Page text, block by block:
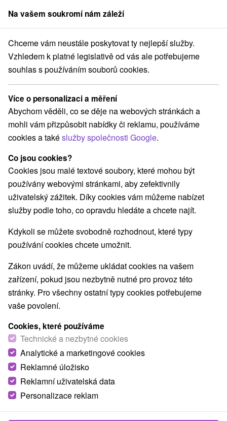
člen skupinySorger
Priváty Stredné Slovensko Žilinský kraj Štefanov nad Oravou
Priváty Štefanov nad Oravou
Kategorie
Všechny kategorie
Chaty na prenájom(1) Priváty(2)
Vyberte lokalitu nebo termín
VŠECHNY NEJLEVNĚJŠÍ NEJDRAŽŠÍ
Privát u Zdenky Tvrdošín
Štefanov nad Oravou
Na vašem soukromí nám záleží
Chceme vám neustále poskytovat ty nejlepší služby.
Vzhledem k platné legislativě od vás ale potřebujeme
souhlas s používáním souborů cookies.
Více o personalizaci a měření
Abychom věděli, co se děje na webových stránkách a
mohli vám přizpůsobit nabídky či reklamu, používáme
cookies a takéslužby společnosti Google.
Co jsou cookies?
Cookies jsou malé textové soubory, které mohou být
používány webovými stránkami, aby zefektivnily
uživatelský zážitek. Díky cookies vám můžeme nabízet
služby podle toho, co opravdu hledáte a chcete najít.
Kdykoli se můžete svobodně rozhodnout, které typy
používání cookies chcete umožnit.
Zákon uvádí, že můžeme ukládat cookies na vašem
zařízení, pokud jsou nezbytně nutné pro provoz této
stránky. Pro všechny ostatní typy cookies potřebujeme
vaše povolení.
Cookies, které používáme
Technické a nezbytné cookies
Analytické a marketingové cookies
Reklamné úložisko
Reklamní uživatelská data
Personalizace reklam